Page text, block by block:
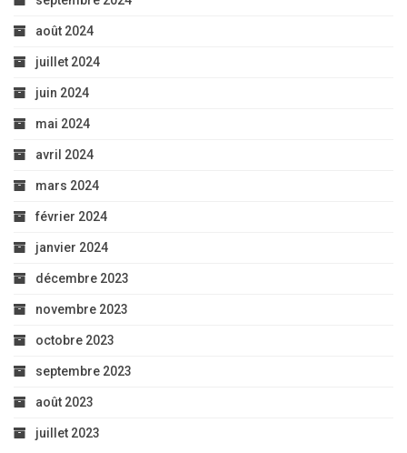
août 2024
juillet 2024
juin 2024
mai 2024
avril 2024
mars 2024
février 2024
janvier 2024
décembre 2023
novembre 2023
octobre 2023
septembre 2023
août 2023
juillet 2023